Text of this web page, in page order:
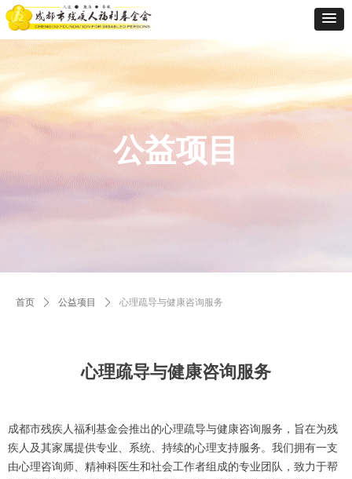
首页 ꄲ 公益项目 ꄲ 心理疏导与健康咨询服务
心理疏导与健康咨询服务
成都市残疾人福利基金会推出的心理疏导与健康咨询服务，旨在为残
疾人及其家属提供专业、系统、持续的心理支持服务。我们拥有一支
由心理咨询师、精神科医生和社会工作者组成的专业团队，致力于帮
公益项目